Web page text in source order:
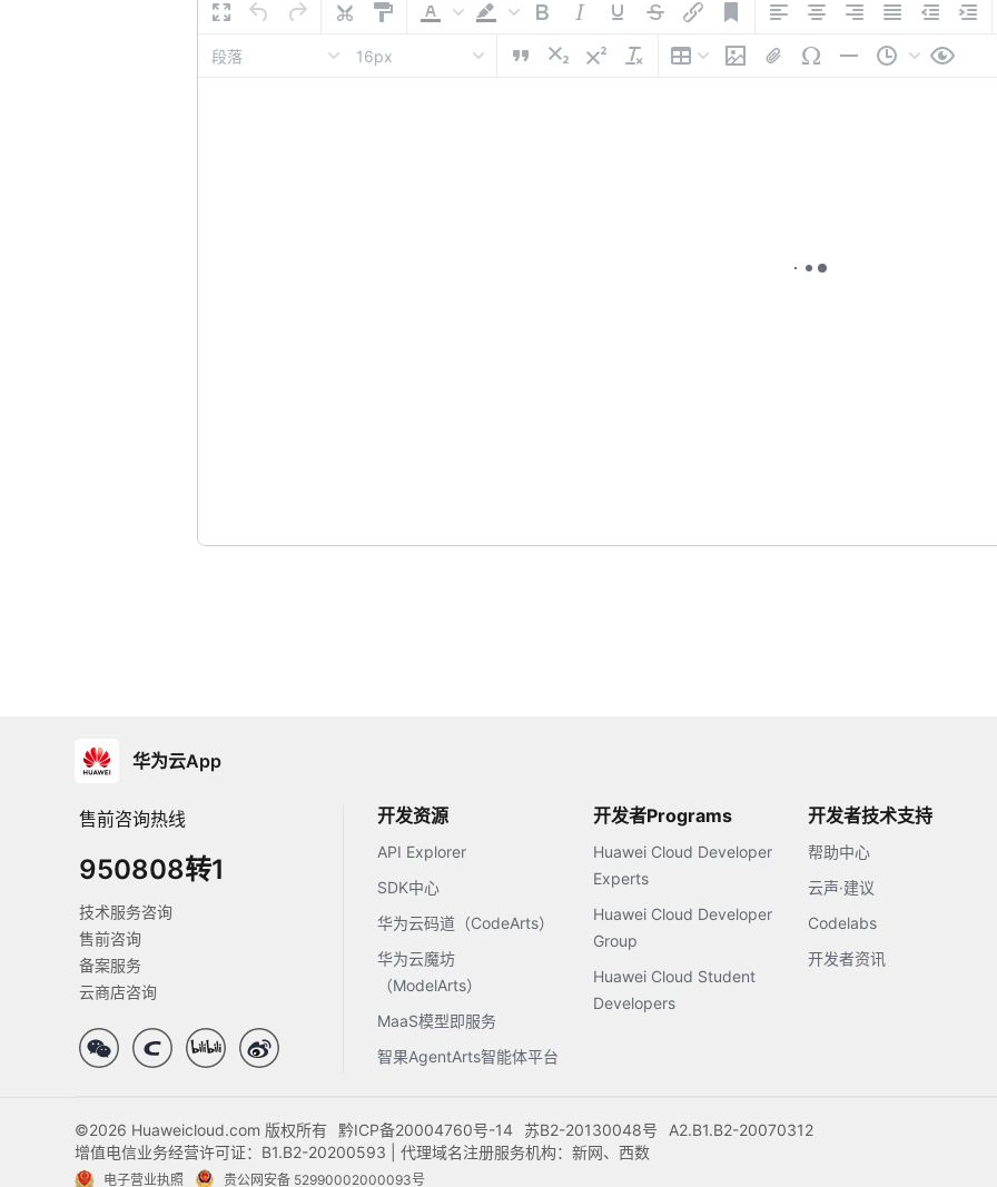
段落 16px
华为云App
售前咨询热线
950808转1
技术服务咨询
售前咨询
备案服务
云商店咨询
开发资源
API Explorer
SDK中心
华为云码道（CodeArts）
华为云魔坊
（ModelArts）
MaaS模型即服务
智果AgentArts智能体平台
开发者Programs
Huawei Cloud Developer
Experts
Huawei Cloud Developer
Group
Huawei Cloud Student
Developers
开发者技术支持
帮助中心
云声·建议
Codelabs
开发者资讯
©2026 Huaweicloud.com 版权所有 黔ICP备20004760号-14 苏B2-20130048号
A2.B1.B2-20070312
增值电信业务经营许可证：B1.B2-20200593 | 代理域名注册服务机构：新网、西数
电子营业执照 贵公网安备 52990002000093号